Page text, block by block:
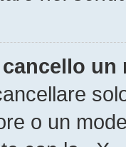
un
o un